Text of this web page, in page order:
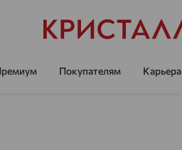
Покупателям Карьера